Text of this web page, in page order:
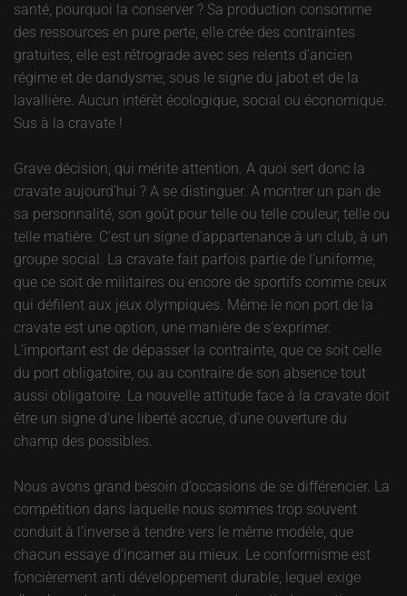
santé, pourquoi la conserver ? Sa production consomme
des ressources en pure perte, elle crée des contraintes
gratuites, elle est rétrograde avec ses relents d’ancien
régime et de dandysme, sous le signe du jabot et de la
lavallière. Aucun intérêt écologique, social ou économique.
Sus à la cravate !
Grave décision, qui mérite attention. A quoi sert donc la
cravate aujourd’hui ? A se distinguer. A montrer un pan de
sa personnalité, son goût pour telle ou telle couleur, telle ou
telle matière. C’est un signe d’appartenance à un club, à un
groupe social. La cravate fait parfois partie de l’uniforme,
que ce soit de militaires ou encore de sportifs comme ceux
qui défilent aux jeux olympiques. Même le non port de la
cravate est une option, une manière de s’exprimer.
L’important est de dépasser la contrainte, que ce soit celle
du port obligatoire, ou au contraire de son absence tout
aussi obligatoire. La nouvelle attitude face à la cravate doit
être un signe d’une liberté accrue, d’une ouverture du
champ des possibles.
Nous avons grand besoin d’occasions de se différencier. La
compétition dans laquelle nous sommes trop souvent
conduit à l’inverse à tendre vers le même modèle, que
chacun essaye d’incarner au mieux. Le conformisme est
foncièrement anti développement durable, lequel exige